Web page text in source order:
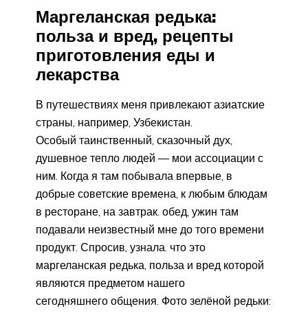
Маргеланская редька:
польза и вред, рецепты
приготовления еды и
лекарства
В путешествиях меня привлекают азиатские
страны, например, Узбекистан.
Особый таинственный, сказочный дух,
душевное тепло людей — мои ассоциации с
ним. Когда я там побывала впервые, в
добрые советские времена, к любым блюдам
в ресторане, на завтрак. обед, ужин там
подавали неизвестный мне до того времени
продукт. Спросив, узнала. что это
маргеланская редька, польза и вред которой
являются предметом нашего
сегодняшнего общения. Фото зелёной редьки: